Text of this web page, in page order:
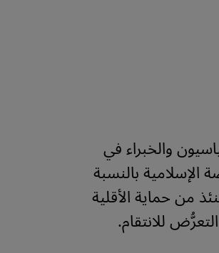
والخبراء في
بالنسبة
من حماية الأقلية
للانتقام.